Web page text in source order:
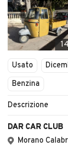
14
Usato
Benzina
Descrizione
DAR CAR CLUB
Morano